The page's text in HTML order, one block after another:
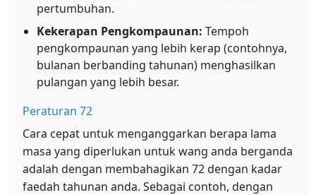
pertumbuhan.
Kekerapan Pengkompaunan: Tempoh
pengkompaunan yang lebih kerap (contohnya,
bulanan berbanding tahunan) menghasilkan
pulangan yang lebih besar.
Peraturan 72
Cara cepat untuk menganggarkan berapa lama
masa yang diperlukan untuk wang anda berganda
adalah dengan membahagikan 72 dengan kadar
faedah tahunan anda. Sebagai contoh, dengan